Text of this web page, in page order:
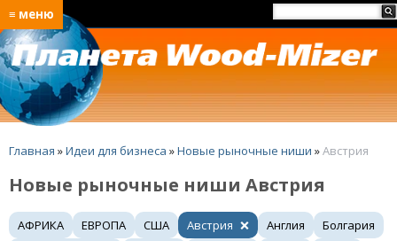
≡ меню
Главная »Идеи для бизнеса »Новые рыночные ниши »Австрия
Новые рыночные ниши Австрия
АФРИКА ЕВРОПА США Австрия Англия
Болгария